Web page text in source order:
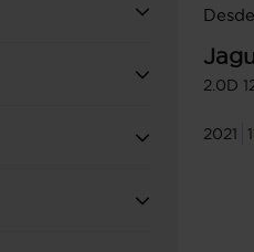
2.0D
2021